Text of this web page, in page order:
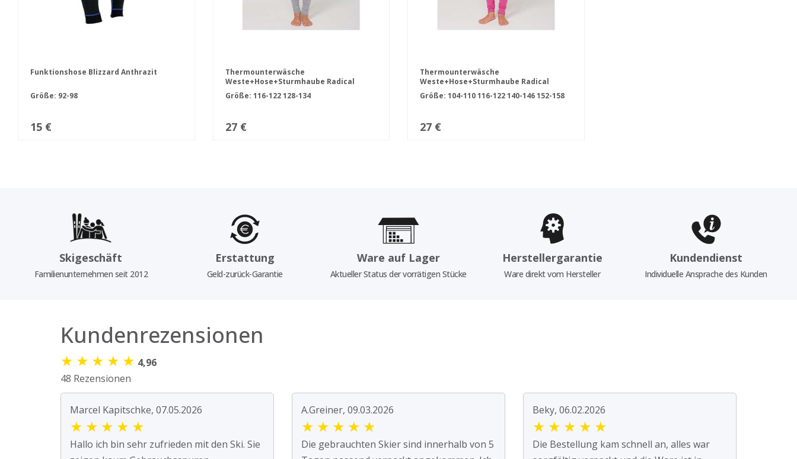
Funktionshose Blizzard Anthrazit
Größe: 92-98
15 €
Thermounterwäsche
Weste+Hose+Sturmhaube Radical
Snowman grau
Größe: 116-122128-134
27 €
Thermounterwäsche
Weste+Hose+Sturmhaube Radical
Snowman rosa
Größe: 104-110116-122140-146152-158
27 €
Skigeschäft
Familienunternehmen seit 2012
Erstattung
Geld-zurück-Garantie
Ware auf Lager
Aktueller Status der vorrätigen Stücke
Herstellergarantie
Ware direkt vom Hersteller
Kundendienst
Individuelle Ansprache des Kunden
Kundenrezensionen
★ ★ ★ ★ ★ 4,96
48 Rezensionen
Marcel Kapitschke, 07.05.2026
★ ★ ★ ★ ★
Hallo ich bin sehr zufrieden mit den Ski. Sie
A.Greiner, 09.03.2026
★ ★ ★ ★ ★
Die gebrauchten Skier sind innerhalb von 5
Beky, 06.02.2026
★ ★ ★ ★ ★
Die Bestellung kam schnell an, alles war